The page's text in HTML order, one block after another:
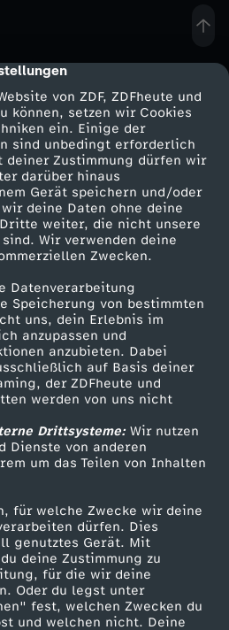
von ZDF, ZDFheute und
können, setzen wir Cookies
ein. Einige der
sind unbedingt erforderlich
deiner Zustimmung dürfen wir
darüber hinaus
Gerät speichern und/oder
deine Daten ohne deine
weiter, die nicht unsere
Wir verwenden deine
Zwecken.
Datenverarbeitung
Speicherung von bestimmten
uns, dein Erlebnis im
anzupassen und
anzubieten. Dabei
auf Basis deiner
der ZDFheute und
werden von uns nicht
Drittsysteme:Wir nutzen
Dienste von anderen
um das Teilen von Inhalten
für welche Zwecke wir deine
dürfen. Dies
genutztes Gerät. Mit
deine Zustimmung zu
für die wir deine
Oder du legst unter
fest, welchen Zwecken du
und welchen nicht. Deine
Service
ZDFmitreden
Kontakt zum ZDF
Tickets
Zuschauerservice
Hilfe